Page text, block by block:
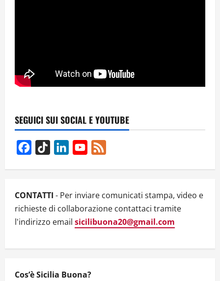
SEGUICI SUI SOCIAL E YOUTUBE
Facebook
TikTok LinkedInYouTube
CONTATTI - Per inviare comunicati stampa, video e
richieste di collaborazione contattaci tramite
l'indirizzo email sicilibuona20@gmail.com
Cos’è Sicilia Buona?